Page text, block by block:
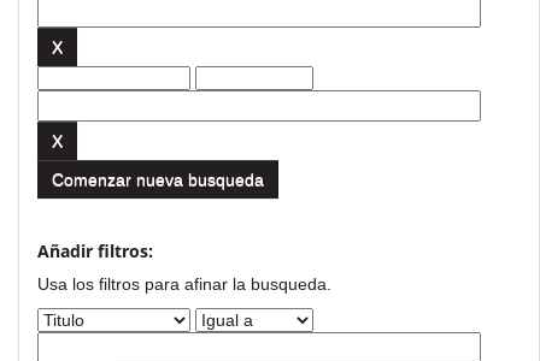
Comenzar nueva busqueda
Añadir filtros:
Usa los filtros para afinar la busqueda.